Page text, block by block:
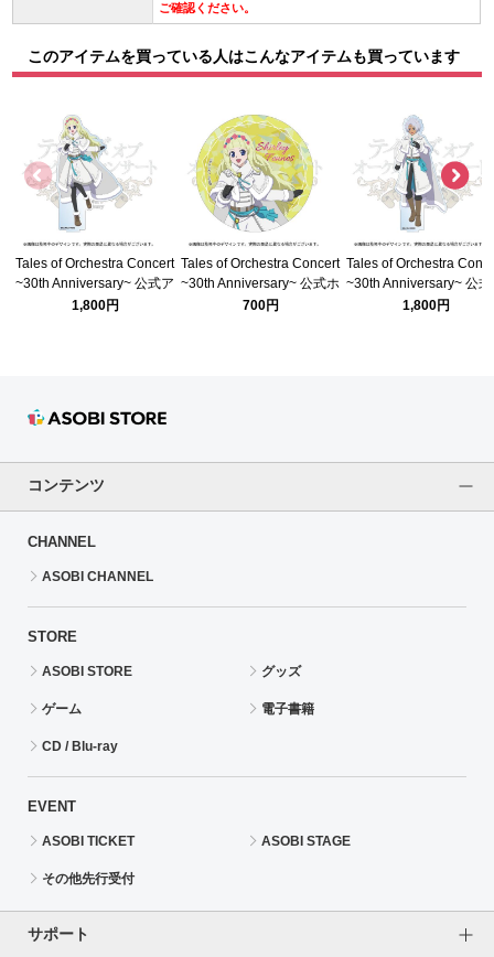
ご確認ください。
このアイテムを買っている人はこんなアイテムも買っています
Tales of Orchestra Concert
~30th Anniversary~ 公式ア
クリルスタンド(レジェンデ
1,800円
Tales of Orchestra Concert
~30th Anniversary~ 公式ホ
ログラム缶バッジ(レジェン
700円
Tales of Orchestra
~30th Anniversary~ 公
クリルスタンド(レジェ
1,800円
コンテンツ
CHANNEL
ASOBI CHANNEL
STORE
ASOBI STORE グッズ
ゲーム 電子書籍
CD / Blu-ray
EVENT
ASOBI TICKET ASOBI STAGE
その他先行受付
サポート